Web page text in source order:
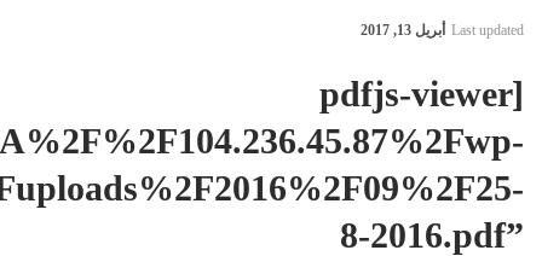
Last updated أبريل 13, 2017
[pdfjs-viewer
8-2016.pdf”